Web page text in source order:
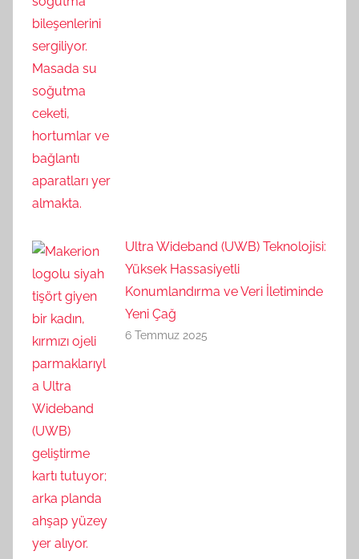
Ultra Wideband (UWB) Teknolojisi:
Yüksek Hassasiyetli
Konumlandırma ve Veri İletiminde
Yeni Çağ
6 Temmuz 2025